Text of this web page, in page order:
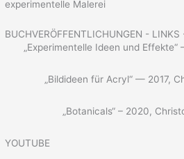
experimentelle Malerei
BUCHVERÖFFENTLICHUNGEN - LINKS
„Experimentelle Ideen und
„Bildideen für Acryl“ — 2017,
„Botanicals“ – 2020,
YOUTUBE